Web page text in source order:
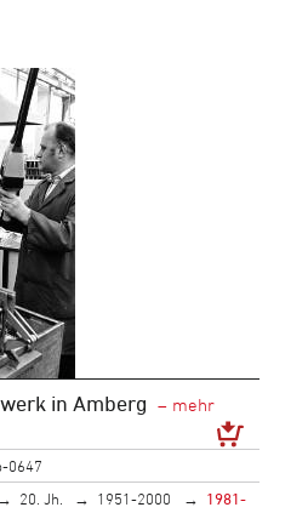
in Amberg
0647
20. Jh. 1951-2000
1981-